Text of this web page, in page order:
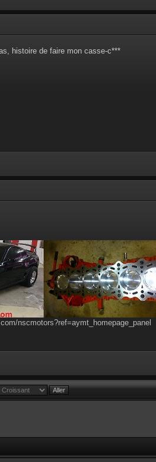
histoire de faire mon casse-c***
nscmotors?ref=aymt_homepage_panel